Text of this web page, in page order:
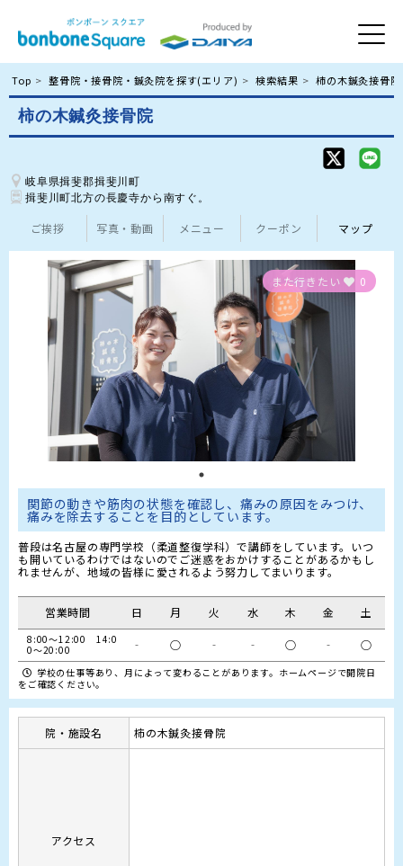
Top 整骨院・接骨院・鍼灸院を探す(エリア) 検索結果 柿の木鍼灸接骨院
柿の木鍼灸接骨院
岐阜県揖斐郡揖斐川町
揖斐川町北方の長慶寺から南すぐ。
ご挨拶 写真・動画 メニュー クーポン マップ
また行きたい 0
関節の動きや筋肉の状態を確認し、痛みの原因をみつけ、
痛みを除去することを目的としています。
普段は名古屋の専門学校（柔道整復学科）で講師をしています。いつ
も開いているわけではないのでご迷惑をおかけすることがあるかもし
れませんが、地域の皆様に愛されるよう努力してまいります。
営業時間 日 月 火 水 木 金 土
8:00～12:00　14:0
0～20:00
‐ ○ ‐ ‐ ○ ‐ ○
学校の仕事等あり、月によって変わることがあります。ホームページで開院日
をご確認ください。
院・施設名 柿の木鍼灸接骨院
アクセス